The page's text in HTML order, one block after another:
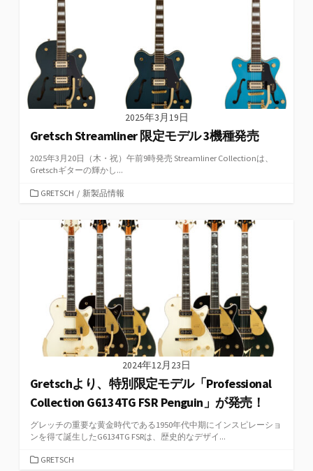
2025年3月19日
Gretsch Streamliner 限定モデル 3機種発売
2025年3月20日（木・祝）午前9時発売 Streamliner Collectionは、
Gretschギターの輝かし...
カGRETSCH / 新製品情報
2024年12月23日
Gretschより、特別限定モデル「Professional
Collection G6134TG FSR Penguin」が発売！
グレッチの重要な黄金時代である1950年代中期にインスピレーショ
ンを得て誕生したG6134TG FSRは、歴史的なデザイ...
カGRETSCH